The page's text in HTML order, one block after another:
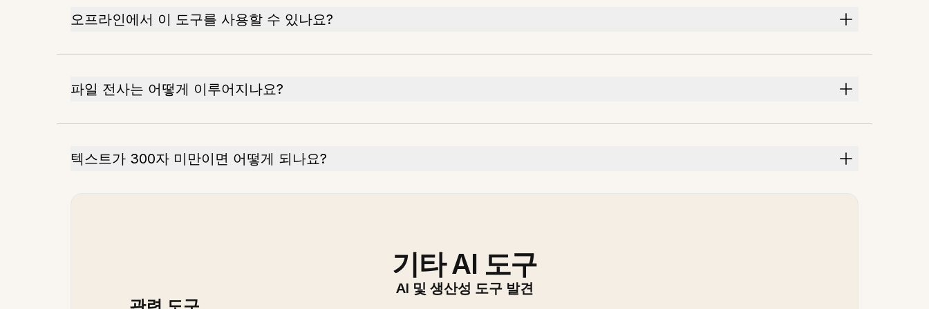
오프라인에서 이 도구를 사용할 수 있나요?
파일 전사는 어떻게 이루어지나요?
텍스트가 300자 미만이면 어떻게 되나요?
기타 AI 도구
AI 및 생산성 도구 발견